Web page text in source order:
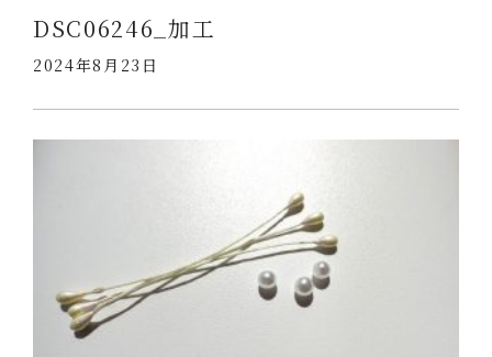
DSC06246_加工
2024年8月23日